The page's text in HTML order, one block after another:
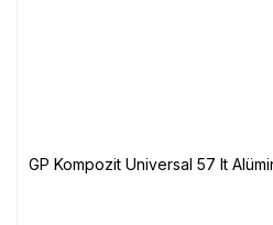
GP Kompozit Universal 57 lt